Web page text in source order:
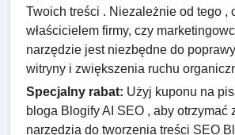
Twoich treści . Niezależnie od tego ,
właścicielem firmy, czy
narzędzie jest niezbędne do
witryny i zwiększenia ruchu
Specjalny rabat: Użyj kuponu na
bloga Blogify AI SEO , aby otrzymać
narzędzia do tworzenia treści SEO